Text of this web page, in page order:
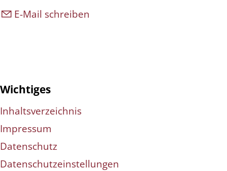
E-Mail schreiben
Wichtiges
Inhaltsverzeichnis
Impressum
Datenschutz
Datenschutzeinstellungen